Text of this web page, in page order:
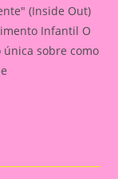
(Inside Out)
Infantil O
sobre como